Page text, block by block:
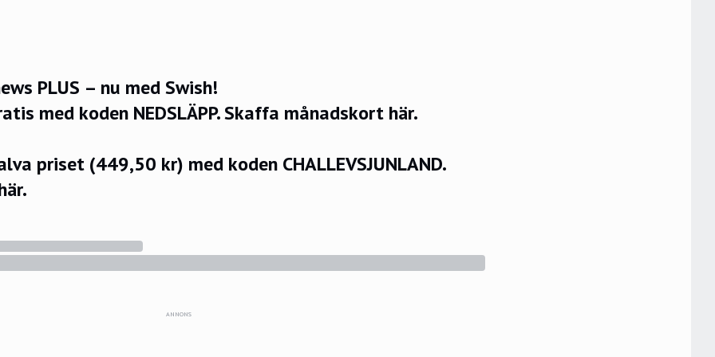
PLUS – nu med Swish!
med koden NEDSLÄPP.Skaffa månadskort här.
priset (449,50 kr) med koden CHALLEVSJUNLAND.
ANNONS